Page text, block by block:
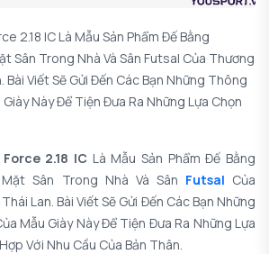
2.18 IC Là Mẫu Sản Phẩm Đế Bằng
Sân Trong Nhà Và Sân Futsal Của Thương
Bài Viết Sẽ Gửi Đến Các Bạn Những Thông
Này Để Tiện Đưa Ra Những Lựa Chọn
2.18 IC Là Mẫu Sản Phẩm Đế Bằng
Sân Trong Nhà Và Sân Futsal Của
Lan. Bài Viết Sẽ Gửi Đến Các Bạn Những
Mẫu Giày Này Để Tiện Đưa Ra Những Lựa
Với Nhu Cầu Của Bản Thân.